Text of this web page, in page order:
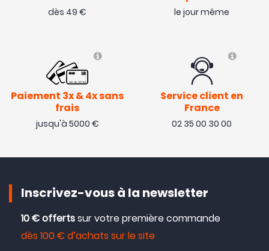
dès 49 € le jour même
Paiement 3x & 4x sans
frais
jusqu'à 5000 €
Service client en
France
02 35 00 30 00
Inscrivez-vous à la newsletter
10 € offertssur votre première commande
dès 100 € d’achats sur le site